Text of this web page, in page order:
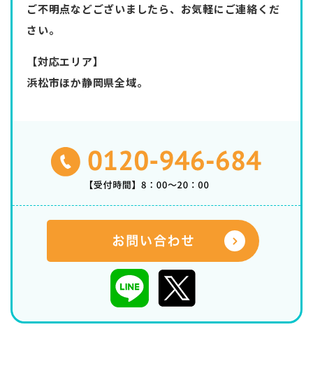
ご不明点などございましたら、お気軽にご連絡くだ
さい。
【対応エリア】
浜松市ほか静岡県全域。